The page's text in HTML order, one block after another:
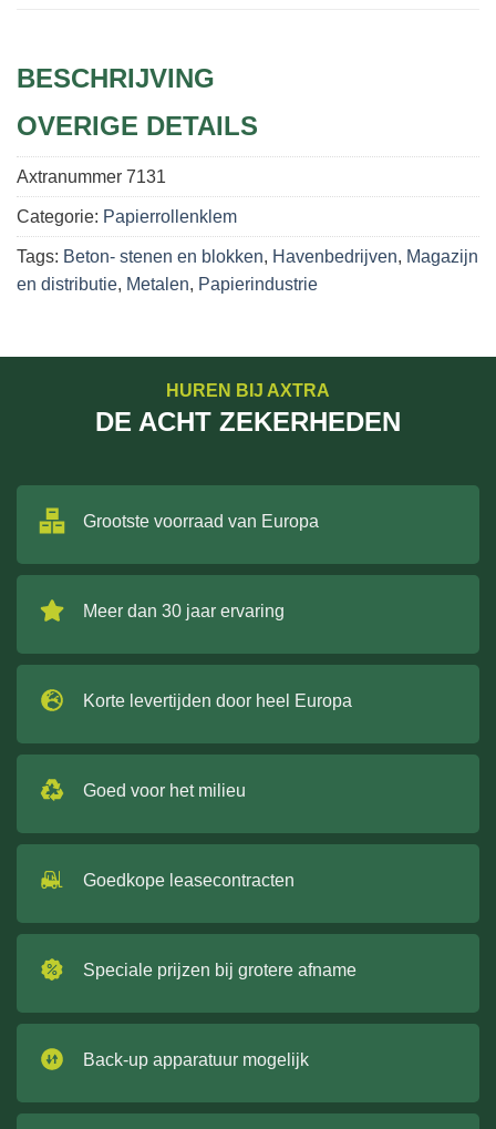
BESCHRIJVING
OVERIGE DETAILS
Axtranummer 7131
Categorie: Papierrollenklem
Tags: Beton- stenen en blokken, Havenbedrijven, Magazijn
en distributie, Metalen, Papierindustrie
HUREN BIJ AXTRA
DE ACHT ZEKERHEDEN
Grootste voorraad van Europa
Meer dan 30 jaar ervaring
Korte levertijden door heel Europa
Goed voor het milieu
Goedkope leasecontracten
Speciale prijzen bij grotere afname
Back-up apparatuur mogelijk